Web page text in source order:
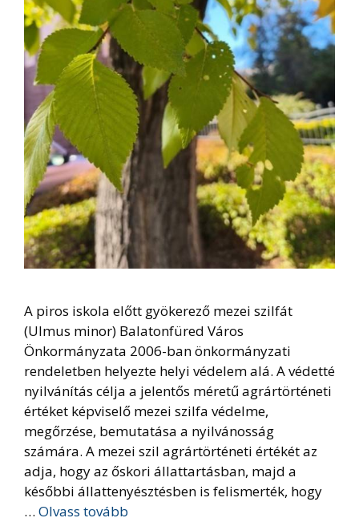
A piros iskola előtt gyökerező mezei szilfát
(Ulmus minor) Balatonfüred Város
Önkormányzata 2006-ban önkormányzati
rendeletben helyezte helyi védelem alá. A védetté
nyilvánítás célja a jelentős méretű agrártörténeti
értéket képviselő mezei szilfa védelme,
megőrzése, bemutatása a nyilvánosság
számára. A mezei szil agrártörténeti értékét az
adja, hogy az őskori állattartásban, majd a
későbbi állattenyésztésben is felismerték, hogy
… Olvass tovább